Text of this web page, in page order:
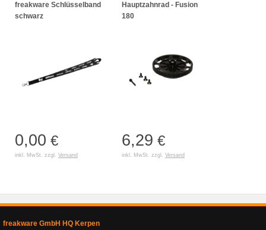
freakware Schlüsselband
schwarz
0,00 €
inkl. MwSt. zzgl. Versand
Hauptzahnrad - Fusion
180
6,29 €
inkl. MwSt. zzgl. Versand
freakware GmbH HQ Kerpen